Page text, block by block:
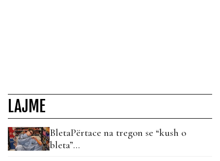
LAJME
BletaPërtace na tregon se “kush o
bleta”…